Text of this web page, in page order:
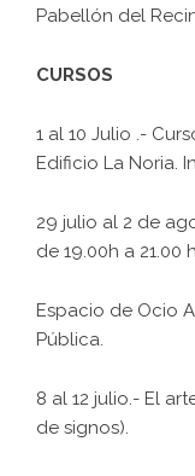
Pabellón del
CURSOS
1 al 10 Julio .-
Edificio La Noria.
29 julio al 2 de
de 19.00h a 21.00
Espacio de Ocio
Pública.
8 al 12 julio.- El
de signos).